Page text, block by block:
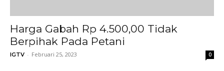
Harga Gabah Rp 4.500,00 Tidak
Berpihak Pada Petani
IGTV - Februari 25, 2023 0